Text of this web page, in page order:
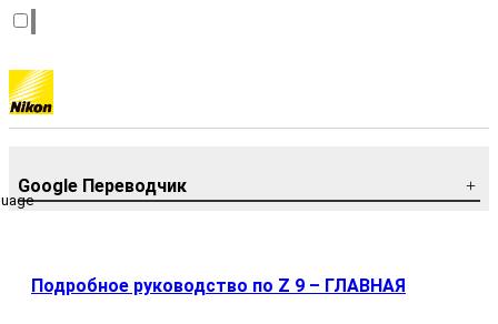
Google Переводчик
Подробное руководство по Z 9 – ГЛАВНАЯ